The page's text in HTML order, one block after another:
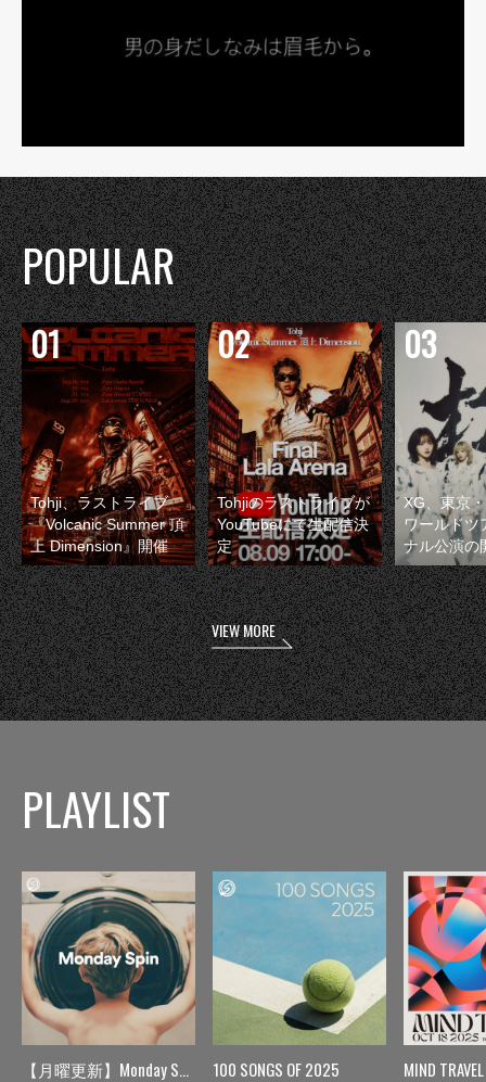
POPULAR
Tohji、ラストライブ
『Volcanic Summer 頂
上 Dimension』開催
Tohjiのラストライブが
YouTubeにて生配信決
定
XG、東京
ワールドツ
ナル公演の
VIEW MORE
PLAYLIST
【月曜更新】Monday Spin 100 SONGS OF 2025 MIND TRAVEL